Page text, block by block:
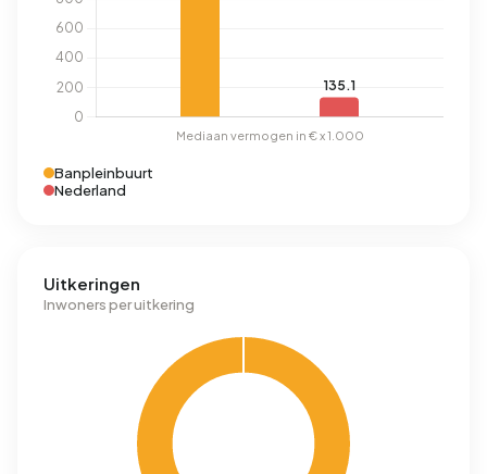
Banpleinbuurt
Nederland
Uitkeringen
Inwoners per uitkering